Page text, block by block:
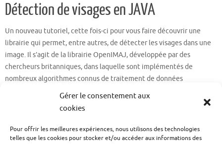
Gérer le consentement aux
cookies
Pour offrir les meilleures expériences, nous utilisons des technologies
telles que les cookies pour stocker et/ou accéder aux informations des
Détection de visages en JAVA
Un nouveau tutoriel, cette fois-ci pour vous faire découvrir une
librairie qui permet, entre autres, de détecter les visages dans une
image. Il s’agit de la librairie OpenIMAJ, développée par des
chercheurs britanniques, dans laquelle sont implémentés de
nombreux algorithmes connus de traitement de données
Nicolas 19 mars 2014 Java ,Robotique 30